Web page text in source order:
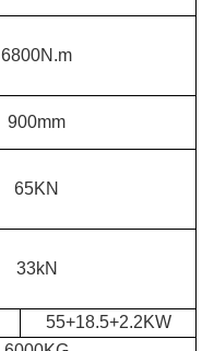
6800N.m
900mm
65KN
33kN
55+18.5+2.2KW